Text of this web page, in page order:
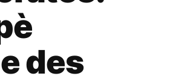
des